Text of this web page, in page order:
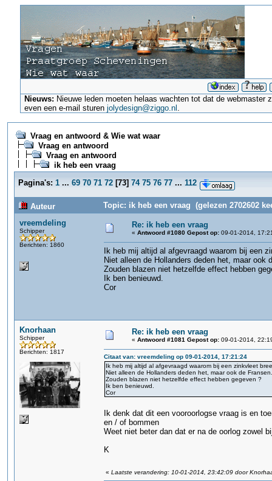
Nieuws: Nieuwe leden moeten helaas wachten tot dat de
even een e-mail sturenjolydesign@ziggo.nl .
Vraag en antwoord & Wie wat waar
Vraag en antwoord
Vraag en antwoord
ik heb een vraag
Pagina's: 1 ... 69 70 71 72 [73] 74 75 76 77 ... 112
Auteur
Topic: ik heb een vraag (gelezen 2702602
vreemdeling
Schipper
Berichten: 1860
Re: ik heb een vraag
« Antwoord #1080 Gepost op: 09-01-2014,
Ik heb mij altijd al afgevraagd waarom bij een
Niet alleen de Hollanders deden het, maar ook
Zouden blazen niet hetzelfde effect hebben
Ik ben benieuwd.
Cor
Knorhaan
Schipper
Berichten: 1817
Re: ik heb een vraag
« Antwoord #1081 Gepost op: 09-01-2014,
Citaat van: vreemdeling op 09-01-2014, 17:21:24
Ik heb mij altijd al afgevraagd waarom bij een zinkvleet
Niet alleen de Hollanders deden het, maar ook de Fransen.
Zouden blazen niet hetzelfde effect hebben gegeven ?
Ik ben benieuwd.
Cor
Ik denk dat dit een vooroorlogse vraag is en
en / of bommen
Weet niet beter dan dat er na de oorlog zowel
K
« Laatste verandering: 10-01-2014, 23:42:09 door